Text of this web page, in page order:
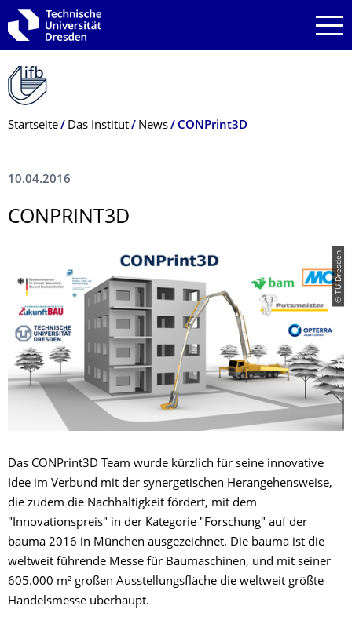
Zur Hauptnavigation springen
Zur Suche springen
Zum Inhalt springen
Breadcrumb-Menü
Startseite Das Institut News CONPrint3D
10.04.2016
CONPRINT3D
© TU Dresden
Das CONPrint3D Team wurde kürzlich für seine innovative
Idee im Verbund mit der synergetischen Herangehensweise,
die zudem die Nachhaltigkeit fördert, mit dem
"Innovationspreis" in der Kategorie "Forschung" auf der
bauma 2016 in München ausgezeichnet. Die bauma ist die
weltweit führende Messe für Baumaschinen, und mit seiner
605.000 m² großen Ausstellungsfläche die weltweit größte
Handelsmesse überhaupt.